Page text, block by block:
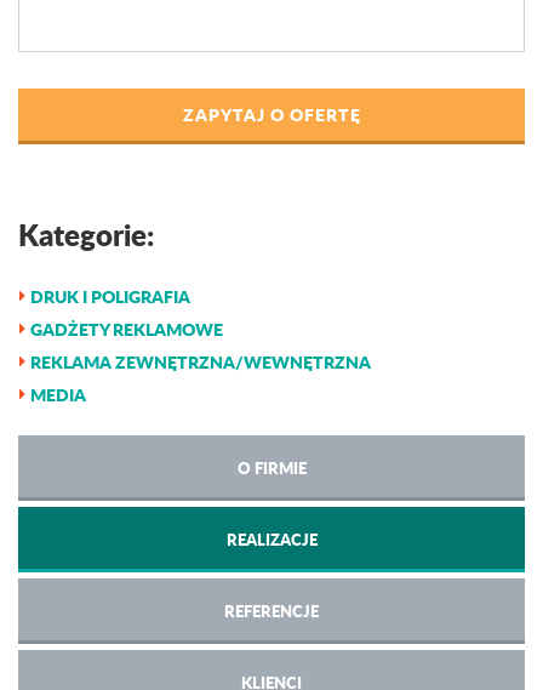
ZAPYTAJ O OFERTĘ
Kategorie:
DRUK I POLIGRAFIA
GADŻETY REKLAMOWE
REKLAMA ZEWNĘTRZNA/WEWNĘTRZNA
MEDIA
O FIRMIE
REALIZACJE
REFERENCJE
KLIENCI